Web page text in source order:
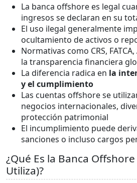
La banca offshore es legal
ingresos se declaran en su
El uso ilegal generalmente
ocultamiento de activos o
Normativas como CRS,
la transparencia financiera
La diferencia radica en la
y el cumplimiento
Las cuentas offshore se
negocios internacionales,
protección patrimonial
El incumplimiento puede
sanciones o incluso cargos
¿Qué Es la Banca
Utiliza)?